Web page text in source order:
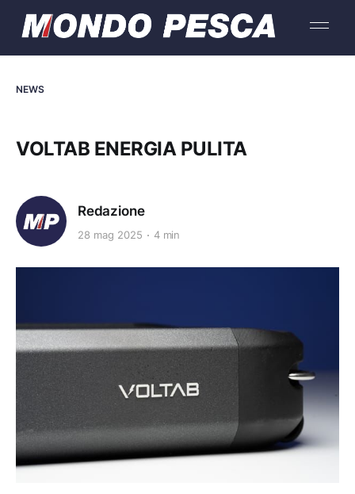
NEWS
VOLTAB ENERGIA PULITA
Redazione
28 mag 2025 4 min